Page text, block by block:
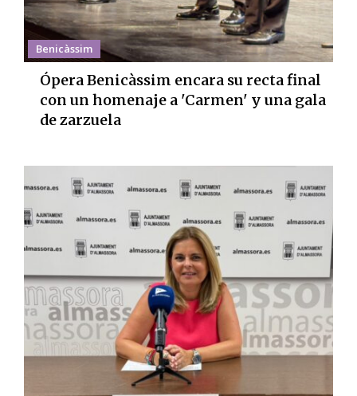
Benicàssim
Ópera Benicàssim encara su recta final
con un homenaje a 'Carmen' y una gala
de zarzuela